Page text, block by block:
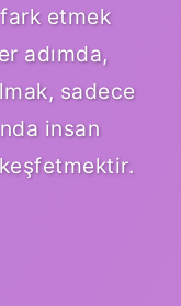
fark etmek
adımda,
sadece
insan